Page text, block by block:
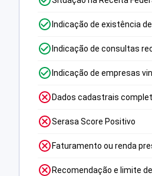
Indicação de existência
Indicação de consultas
Indicação de empresas
Dados cadastrais
Serasa Score Positivo
Faturamento ou renda
Recomendação e limite